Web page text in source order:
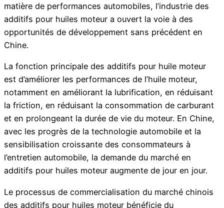
matière de performances automobiles, l’industrie des
additifs pour huiles moteur a ouvert la voie à des
opportunités de développement sans précédent en
Chine.
La fonction principale des additifs pour huile moteur
est d’améliorer les performances de l’huile moteur,
notamment en améliorant la lubrification, en réduisant
la friction, en réduisant la consommation de carburant
et en prolongeant la durée de vie du moteur. En Chine,
avec les progrès de la technologie automobile et la
sensibilisation croissante des consommateurs à
l’entretien automobile, la demande du marché en
additifs pour huiles moteur augmente de jour en jour.
Le processus de commercialisation du marché chinois
des additifs pour huiles moteur bénéficie du